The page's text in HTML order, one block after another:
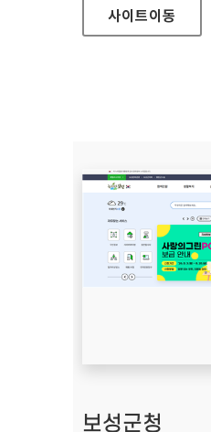
사이트이동
보성군청